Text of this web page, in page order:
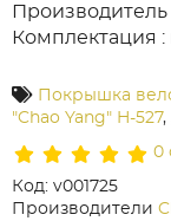
Производитель
Комплектация
Покрышка
"Chao Yang" H-527,
0
Код: v001725
Производители